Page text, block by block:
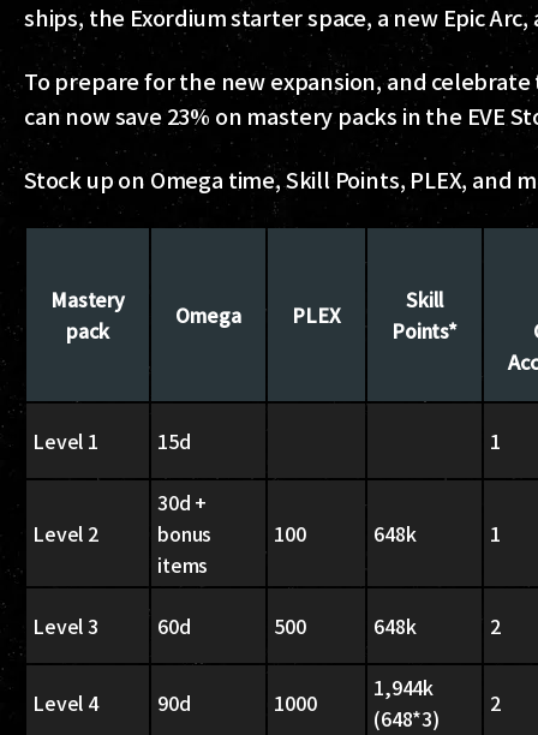
ships, the Exordium starter space, a new Epic
To prepare for the new expansion, and celebrate
can now save 23% on mastery packs in the EVE
Stock up on Omega time, Skill Points, PLEX,
Mastery
pack
Omega PLEX
Skill
Points*
Level 1 15d 1
Level 2
30d +
bonus
items
100 648k 1
Level 3 60d 500 648k 2
Level 4 90d 1000
1,944k
(648*3)
2